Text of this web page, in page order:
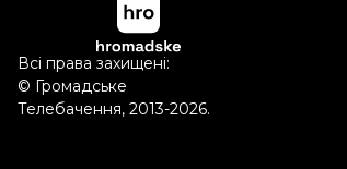
Всі права захищені:
© Громадське
Телебачення, 2013-2026.